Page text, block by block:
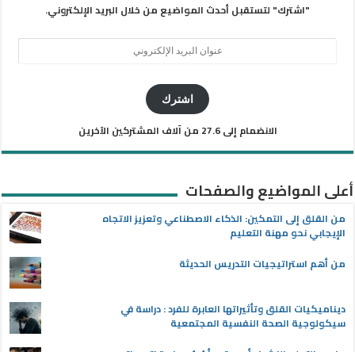
"اشترك" لتستقبل أحدث المواضيع من خلال البريد الإلكتروني.
اشترك
الانضمام إلى 27.6 من آلاف المشتركين الآخرين
أعلى المواضيع والصفحات
من القلق إلى التمكين: الذكاء الاصطناعي وتعزيز الاتجاه
الإيجابي نحو مهنة التعليم
من أهم استراتيجيات التدريس الحديثة
ديناميكيات القلق وتأثيراتها العابرة للفرد : دراسة في
سيكولوجية الصحة النفسية المجتمعية